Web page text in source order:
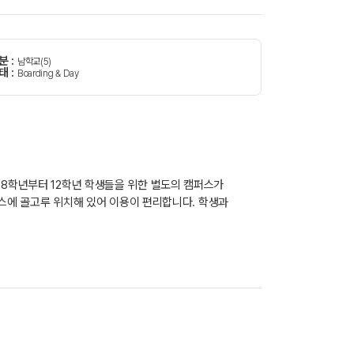
: 남학교(5)
: Boarding & Day
년부터 12학년 학생들을 위한 별도의 캠퍼스가
골고루 위치해 있어 이용이 편리합니다. 학생과